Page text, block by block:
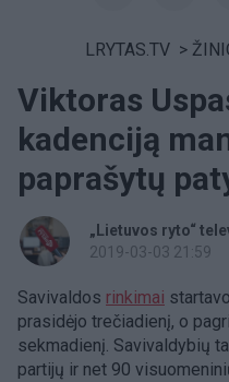
LRYTAS.TV >
Viktoras
kadenciją
paprašytų
„Lietuvos ryto“
2019-03-03 21:59
Savivaldos rinkimai
prasidėjo trečiadienį, o
sekmadienį. Savivaldybių
partijų ir net 90